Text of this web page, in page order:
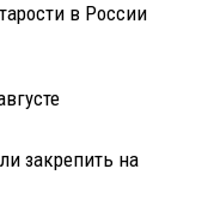
в России
закрепить на